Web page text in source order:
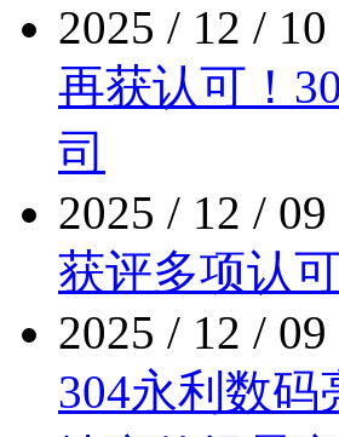
2025 / 12 / 10
再获认可
司
2025 / 12 / 09
获评多项认可
2025 / 12 / 09
304永利数码